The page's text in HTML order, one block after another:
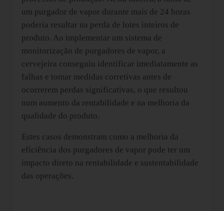
um purgador de vapor durante mais de 24 horas
poderia resultar na perda de lotes inteiros de
produto. Ao implementar um sistema de
monitorização de purgadores de vapor, a
cervejeira conseguiu identificar imediatamente as
falhas e tomar medidas corretivas antes de
ocorrerem perdas significativas, o que resultou
num aumento da rentabilidade e na melhoria da
qualidade do produto.
Estes casos demonstram como a melhoria da
eficiência dos purgadores de vapor pode ter um
impacto direto na rentabilidade e sustentabilidade
das operações.